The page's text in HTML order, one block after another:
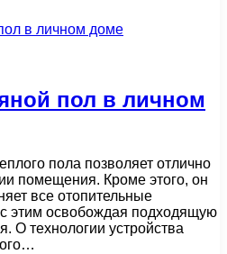
пол в личном
пола позволяет отлично
помещения. Кроме этого, он
все отопительные
с этим освобождая подходящую
О технологии устройства